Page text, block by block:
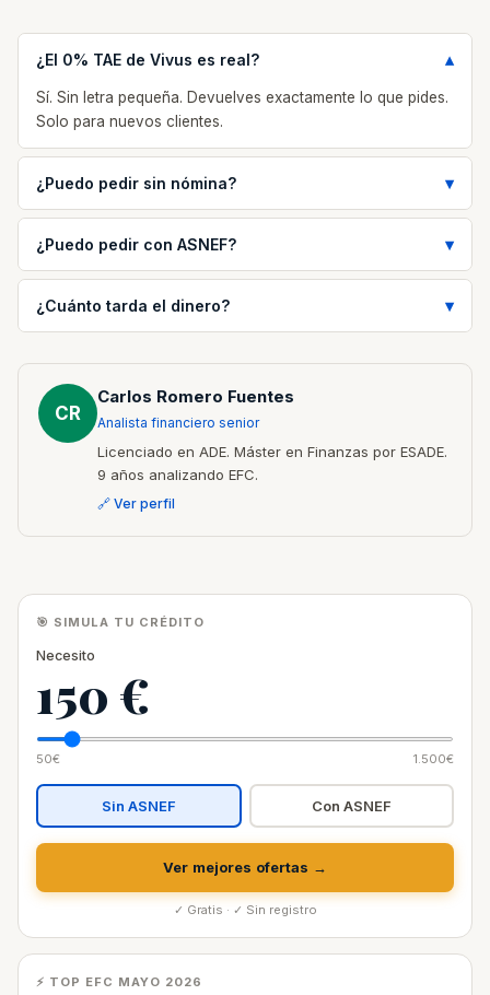
¿El 0% TAE de Vivus es real?
Sí. Sin letra pequeña. Devuelves exactamente lo que pides.
Solo para nuevos clientes.
¿Puedo pedir sin nómina?
¿Puedo pedir con ASNEF?
¿Cuánto tarda el dinero?
CR
Carlos Romero Fuentes
Analista financiero senior
Licenciado en ADE. Máster en Finanzas por ESADE.
9 años analizando EFC.
🔗 Ver perfil
🎯 SIMULA TU CRÉDITO
Necesito
150 €
50€ 1.500€
Sin ASNEF Con ASNEF
Ver mejores ofertas →
✓ Gratis · ✓ Sin registro
⚡ TOP EFC MAYO 2026